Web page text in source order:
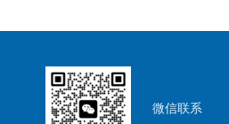
微信联系